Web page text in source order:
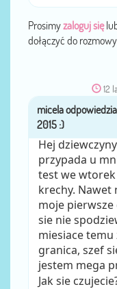
Prosimyzaloguj się
dołączyć do
12
Hej dziewczyny
przypada u
test we
krechy. Nawet
moje
sie nie
miesiace temu
granica, szef
jestem mega
Jak sie